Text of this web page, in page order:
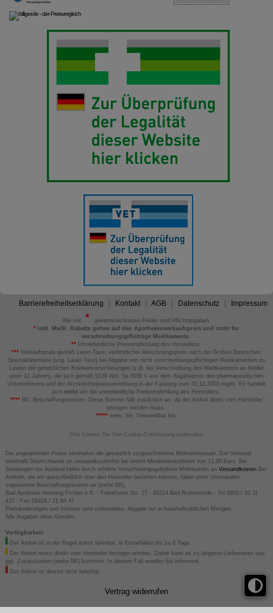
Barrierefreiheitserklärung Kontakt AGB Datenschutz Impressum
Alle mit
gekennzeichneten Felder sind Pflichtangaben.
*inkl. MwSt. Rabatte gelten auf den Apothekenverkaufspreis und nicht für
verschreibungspflichtige Medikamente.
** Unverbindliche Preisempfehlung des Herstellers.
*** Verkaufspreis gemäß Lauer-Taxe; verbindlicher Abrechnungspreis nach der Großen Deutschen
Spezialitätentaxe (sog. Lauer-Taxe) bei Abgabe von nicht verschreibungspflichtigen Medikamenten zu
Lasten der gesetzlichen Krankenversicherungen (z.B. bei Verschreibung des Medikaments an Kinder
unter 12 Jahren), die sich gemäß §129 Abs. 5a SGB V aus dem Abgabepreis des pharmazeutischen
Unternehmens und der Arzneimittelpreisverordnung in der Fassung zum 31.12.2003 ergibt. Es handelt
sich nicht um die unverbindliche Preisempfehlung des Herstellers.
****BK: Beschaffungskosten. Diese Summe fällt zusätzlich an, da der Artikel direkt vom Hersteller
bezogen werden muss.
*****verw. bis: Verwendbar bis.
Hier können Sie Ihre Cookie-Zustimmung widerrufen
Die angegebenen Preise beinhalten die gesetzlich vorgeschriebene Mehrwertsteuer. Der Versand
innerhalb Deutschlands ist versandkostenfrei bei einem Mindestbestellwert von 13,99 Euro. Bei
Sendungen ins Ausland fallen durch erhöhte Versicherungsgebühren Mehrkosten an VersandkostenBei
Artikeln, die wir ausschließlich über den Hersteller beziehen können, fallen unter Umständen
sogenannte Beschaffungskosten an (siehe BK).
Bad Apotheke Henning Fichter e.K. - Frankfurter Str. 27 - 49214 Bad Rothenfelde - Tel 0800 / 10 11
422 - Fax 05424 / 21 64 47
Preisänderungen und Irrtümer sind vorbehalten. Abgabe nur in haushaltsüblichen Mengen.
Alle Angaben ohne Gewähr.
Verfügbarkeit:
Der Artikel ist in der Regel sofort lieferbar, in Einzelfällen bis zu 6 Tage.
Der Artikel muss direkt vom Hersteller bezogen werden. Daher kann es zu längeren Lieferzeiten und
ggf. Zusatzkosten (siehe BK) kommen. In diesem Fall werden Sie informiert.
Der Artikel ist derzeit nicht lieferbar.
Vertrag widerrufen